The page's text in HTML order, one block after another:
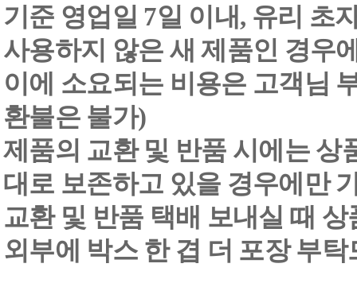
기준 영업일 7일 이내, 유리 초
사용하지 않은 새 제품인 경우
이에 소요되는 비용은 고객님
환불은 불가)
제품의 교환 및 반품 시에는 상
대로 보존하고 있을 경우에만
교환 및 반품 택배 보내실 때
외부에 박스 한 겹 더 포장 부탁